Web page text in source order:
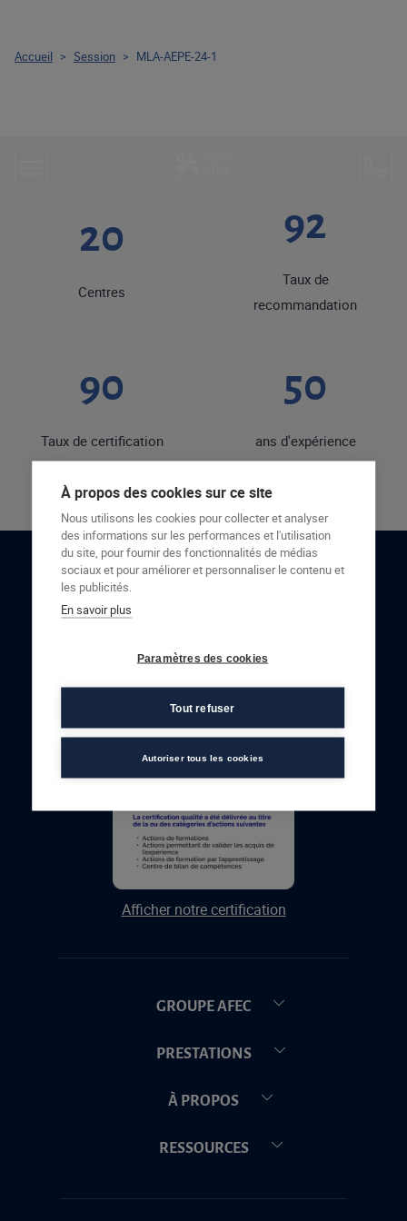
20
Centres
92
Taux de
recommandation
90
Taux de certification
50
ans d'expérience
RESTONS EN CONTACT
Afficher notre certification
GROUPE AFEC
PRESTATIONS
À PROPOS
RESSOURCES
Accueil > Session > MLA-AEPE-24-1
À propos des cookies sur ce site
Nous utilisons les cookies pour collecter et analyser
des informations sur les performances et l'utilisation
du site, pour fournir des fonctionnalités de médias
sociaux et pour améliorer et personnaliser le contenu et
les publicités.
En savoir plus
Paramètres des cookies
Tout refuser
Autoriser tous les cookies